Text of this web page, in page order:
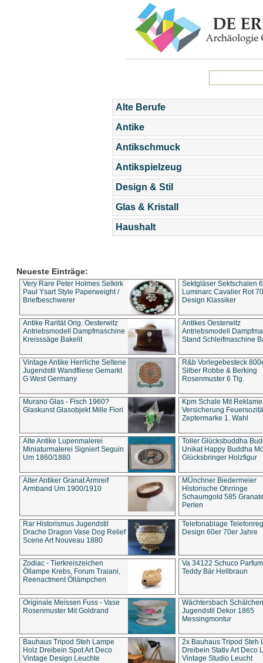
Alte Berufe
Antike
Antikschmuck
Antikspielzeug
Design & Stil
Glas & Kristall
Haushalt
Neueste Einträge:
Very Rare Peter Holmes Selkirk
Paul Ysart Style Paperweight /
Briefbeschwerer
Sektgläser Sektschalen
Luminarc Cavalier Rot
Design Klassiker
Antike Rarität Orig. Oesterwitz
Antriebsmodell Dampfmaschine
Kreisssäge Bakelit
Antikes Oesterwitz
Antriebsmodell
Stand Schleifmaschine
Vintage Antike Herrliche Seltene
Jugendstil Wandfliese Gemarkt
G West Germany
R&b Vorlegebesteck
Silber Robbe & Berking
Rosenmuster 6 Tlg.
Murano Glas - Fisch 1960?
Glaskunst Glasobjekt Mille Fiori
Kpm Schale Mit Reklame
Versicherung
Zeptermarke 1. Wahl
Alte Antike Lupenmalerei
Miniaturmalerei Signiert Seguin
Um 1860/1880
Toller Glücksbuddha
Unikat Happy Buddha
Glücksbringer Holzfigur
Alter Antiker Granat Armreif
Armband Um 1900/1910
MÜnchner Biedermeier
Historische Ohrringe
Schaumgold 585
Perlen
Rar Historismus Jugendstil
Drache Dragon Vase Dog Relief
Scene Art Nouveau 1880
Telefonablage
Design 60er 70er Jahre
Zodiac - Tierkreiszeichen
Öllampe Krebs, Forum Traiani,
Reenactment Öllämpchen
Va 34122 Schuco
Teddy Bär Hellbraun
Originale Meissen Fuss - Vase
Rosenmuster Mit Goldrand
Wächtersbach Schälchen
Jugendstil Dekor 1865
Messingmontur
Bauhaus Tripod Steh Lampe
Holz Dreibein Spot Art Deco
Vintage Design Leuchte
2x Bauhaus Tripod Steh
Dreibein Stativ Art Deco
Vintage Studio Leucht